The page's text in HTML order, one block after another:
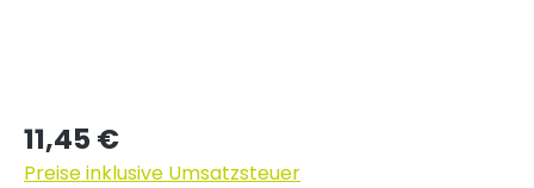
Regulärer Preis:
11,45 €
Preise inklusive Umsatzsteuer